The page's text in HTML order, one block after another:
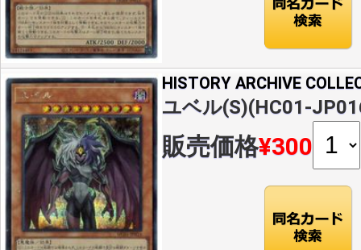
HISTORY ARCHIVE
ユベル(S)(HC01-
販売価格¥300